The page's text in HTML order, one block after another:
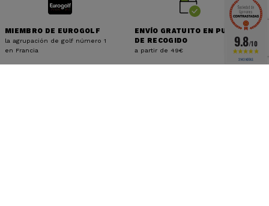
MIEMBRO DE EUROGOLF
la agrupación de golf número 1
en Francia
ENVÍO GRATUITO EN PUNTO
DE RECOGIDO
a partir de 49€
9.8/10
3143 NOTAS